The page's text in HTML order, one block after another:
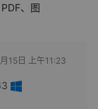
、图
15日 上午11:23